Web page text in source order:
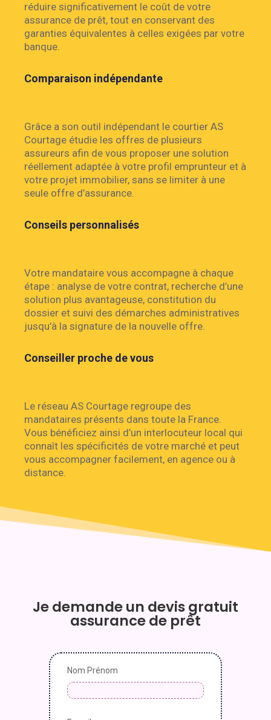
réduire significativement le coût de votre
assurance de prêt, tout en conservant des
garanties équivalentes à celles exigées par votre
banque.
Comparaison indépendante
Grâce a son outil indépendant le courtier AS
Courtage étudie les offres de plusieurs
assureurs afin de vous proposer une solution
réellement adaptée à votre profil emprunteur et à
votre projet immobilier, sans se limiter à une
seule offre d’assurance.
Conseils personnalisés
Votre mandataire vous accompagne à chaque
étape : analyse de votre contrat, recherche d’une
solution plus avantageuse, constitution du
dossier et suivi des démarches administratives
jusqu’à la signature de la nouvelle offre.
Conseiller proche de vous
Le réseau AS Courtage regroupe des
mandataires présents dans toute la France.
Vous bénéficiez ainsi d’un interlocuteur local qui
connaît les spécificités de votre marché et peut
vous accompagner facilement, en agence ou à
distance.
Je demande un devis gratuit
assurance de prêt
Nom Prénom